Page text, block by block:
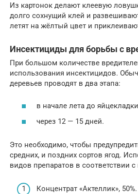
Из картонок делают клеевую
долго сохнущий клей и
летят на жёлтый цвет и
Инсектициды для борьбы с
При большом количестве
использования инсектицидов.
деревьев проводят в два этапа:
в начале лета до
через 12 — 15 дней.
Это необходимо, чтобы
средних, и поздних сортов ягод.
видов препаратов в соответствии
Концентрат «Актеллик»,